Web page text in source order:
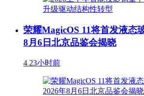
荣耀MagicOS 11将首发液态
8月6日北京品鉴会揭晓
4 23小时前